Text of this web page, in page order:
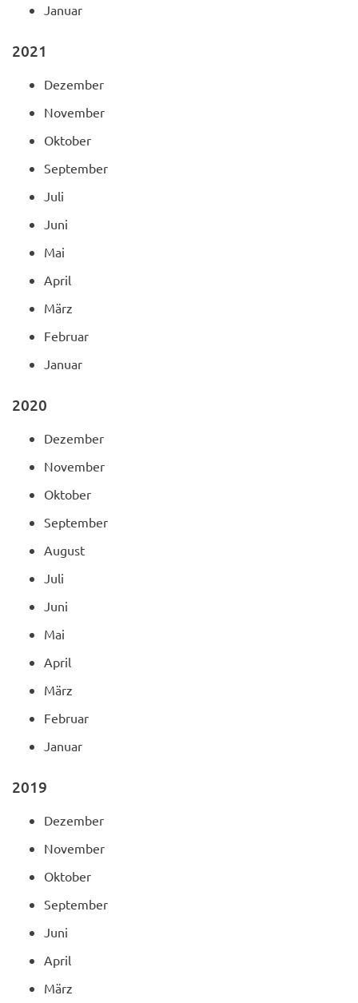
Januar
2021
Dezember
November
Oktober
September
Juli
Juni
Mai
April
März
Februar
Januar
2020
Dezember
November
Oktober
September
August
Juli
Juni
Mai
April
März
Februar
Januar
2019
Dezember
November
Oktober
September
Juni
April
März